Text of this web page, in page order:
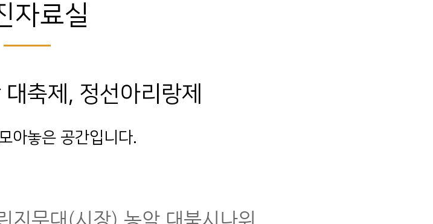
자료실
축제, 정선아리랑제
아놓은 공간입니다.
지무대(시장) 농악 대북시나위